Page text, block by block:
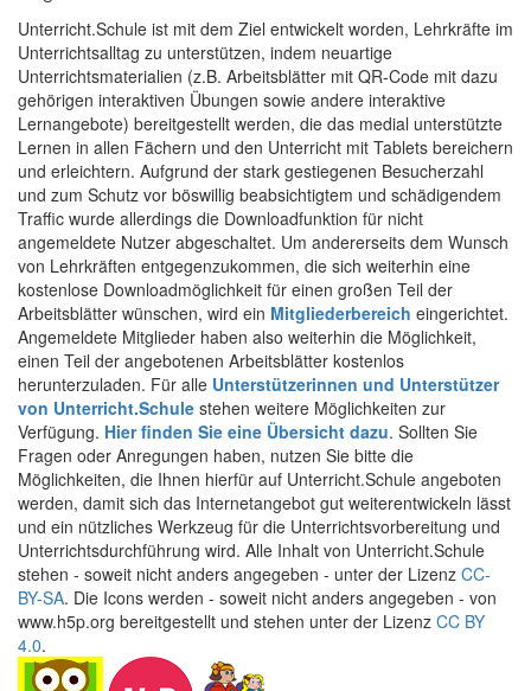
Unterricht.Schule ist mit dem Ziel entwickelt worden, Lehrkräfte im
Unterrichtsalltag zu unterstützen, indem neuartige
Unterrichtsmaterialien (z.B. Arbeitsblätter mit QR-Code mit dazu
gehörigen interaktiven Übungen sowie andere interaktive
Lernangebote) bereitgestellt werden, die das medial unterstützte
Lernen in allen Fächern und den Unterricht mit Tablets bereichern
und erleichtern. Aufgrund der stark gestiegenen Besucherzahl
und zum Schutz vor böswillig beabsichtigtem und schädigendem
Traffic wurde allerdings die Downloadfunktion für nicht
angemeldete Nutzer abgeschaltet. Um andererseits dem Wunsch
von Lehrkräften entgegenzukommen, die sich weiterhin eine
kostenlose Downloadmöglichkeit für einen großen Teil der
Arbeitsblätter wünschen, wird ein Mitgliederbereich eingerichtet.
Angemeldete Mitglieder haben also weiterhin die Möglichkeit,
einen Teil der angebotenen Arbeitsblätter kostenlos
herunterzuladen. Für alle Unterstützerinnen und Unterstützer
von Unterricht.Schule stehen weitere Möglichkeiten zur
Verfügung. Hier finden Sie eine Übersicht dazu. Sollten Sie
Fragen oder Anregungen haben, nutzen Sie bitte die
Möglichkeiten, die Ihnen hierfür auf Unterricht.Schule angeboten
werden, damit sich das Internetangebot gut weiterentwickeln lässt
und ein nützliches Werkzeug für die Unterrichtsvorbereitung und
Unterrichtsdurchführung wird. Alle Inhalt von Unterricht.Schule
stehen - soweit nicht anders angegeben - unter der Lizenz CC-
BY-SA. Die Icons werden - soweit nicht anders angegeben - von
www.h5p.org bereitgestellt und stehen unter der Lizenz CC BY
4.0.